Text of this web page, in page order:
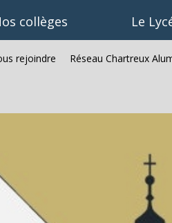
collèges Le
rejoindre Réseau Chartreux